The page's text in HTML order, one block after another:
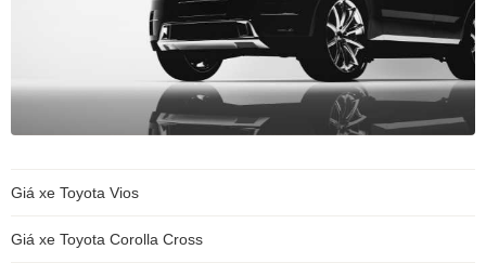
Giá xe Toyota Vios
Giá xe Toyota Corolla Cross